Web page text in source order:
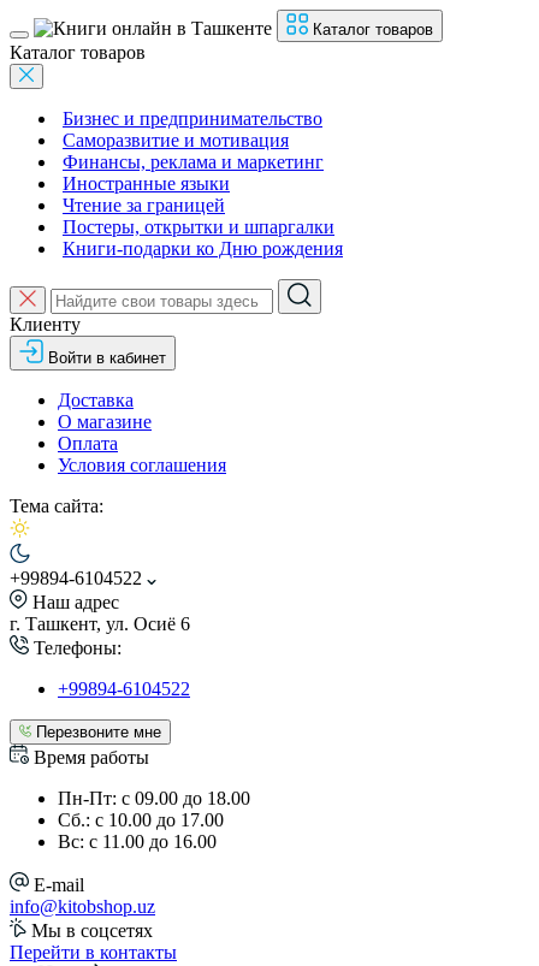
Каталог товаров
Каталог товаров
Бизнес и предпринимательство
Саморазвитие и мотивация
Финансы, реклама и маркетинг
Иностранные языки
Чтение за границей
Постеры, открытки и шпаргалки
Книги-подарки ко Дню рождения
Клиенту
Войти в кабинет
Доставка
О магазине
Оплата
Условия соглашения
Тема сайта:
+99894-6104522
Наш адрес
г. Ташкент, ул. Осиё 6
Телефоны:
+99894-6104522
Перезвоните мне
Время работы
Пн-Пт: с 09.00 до 18.00
Сб.: с 10.00 до 17.00
Вс: с 11.00 до 16.00
E-mail
info@kitobshop.uz
Мы в соцсетях
Перейти в контакты